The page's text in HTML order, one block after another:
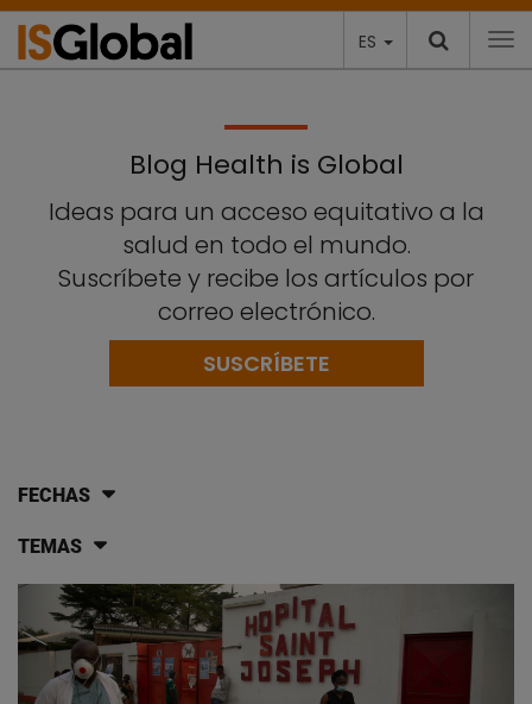
ES
Blog Health is Global
Ideas para un acceso equitativo a la
salud en todo el mundo.
Suscríbete y recibe los artículos por
correo electrónico.
SUSCRÍBETE
FECHAS
TEMAS
Lista de artículos del blog